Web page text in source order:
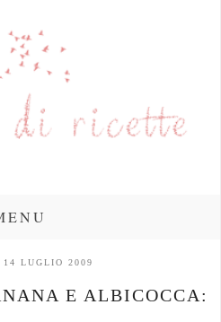
14 LUGLIO 2009
E ALBICOCCA: